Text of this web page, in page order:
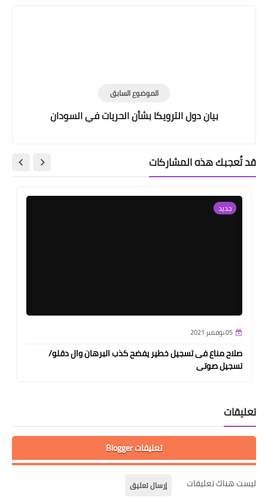
الموضوع السابق
بيان دول الترويكا بشأن الحريات في السودان
قد تُعجبك هذه المشاركات
جديد
05 نوفمبر 2021
صلاح مناع فى تسجيل خطير يفضح كذب البرهان وال دقلو/
تسجيل صوتى
تعليقات
تعليقات Blogger
ليست هناك تعليقات إرسال تعليق